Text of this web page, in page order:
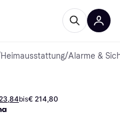
Heimausstattung/Alarme &
bis€ 214,80